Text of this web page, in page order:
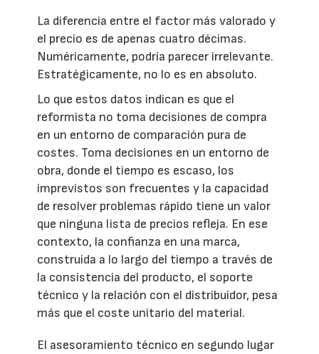
La diferencia entre el factor más valorado y
el precio es de apenas cuatro décimas.
Numéricamente, podría parecer irrelevante.
Estratégicamente, no lo es en absoluto.
Lo que estos datos indican es que el
reformista no toma decisiones de compra
en un entorno de comparación pura de
costes. Toma decisiones en un entorno de
obra, donde el tiempo es escaso, los
imprevistos son frecuentes y la capacidad
de resolver problemas rápido tiene un valor
que ninguna lista de precios refleja. En ese
contexto, la confianza en una marca,
construida a lo largo del tiempo a través de
la consistencia del producto, el soporte
técnico y la relación con el distribuidor, pesa
más que el coste unitario del material.
El asesoramiento técnico en segundo lugar